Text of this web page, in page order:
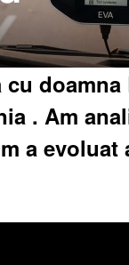
. Am
a evoluat